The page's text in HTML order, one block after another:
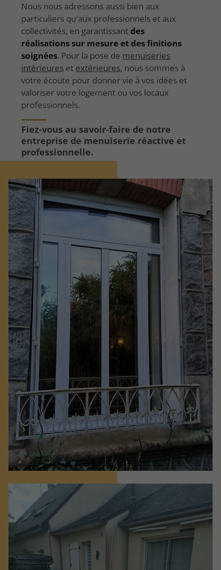
Nous nous adressons aussi bien aux
particuliers qu'aux professionnels et aux
collectivités, en garantissant des
réalisations sur mesure et des finitions
soignées. Pour la pose de menuiseries
intérieures et extérieures, nous sommes à
votre écoute pour donner vie à vos idées et
valoriser votre logement ou vos locaux
professionnels.
Fiez-vous au savoir-faire de notre
entreprise de menuiserie réactive et
professionnelle.